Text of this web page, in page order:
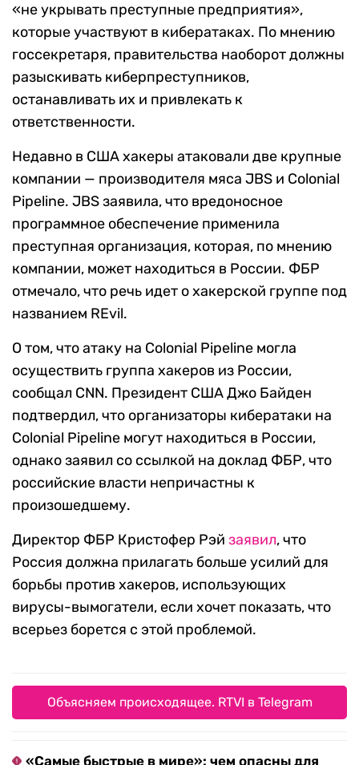
«не укрывать преступные предприятия»,
которые участвуют в кибератаках. По мнению
госсекретаря, правительства наоборот должны
разыскивать киберпреступников,
останавливать их и привлекать к
ответственности.
Недавно в США хакеры атаковали две крупные
компании — производителя мяса JBS и Colonial
Pipeline. JBS заявила, что вредоносное
программное обеспечение применила
преступная организация, которая, по мнению
компании, может находиться в России. ФБР
отмечало, что речь идет о хакерской группе под
названием REvil.
О том, что атаку на Colonial Pipeline могла
осуществить группа хакеров из России,
сообщал CNN. Президент США Джо Байден
подтвердил, что организаторы кибератаки на
Colonial Pipeline могут находиться в России,
однако заявил со ссылкой на доклад ФБР, что
российские власти непричастны к
произошедшему.
Директор ФБР Кристофер Рэй заявил, что
Россия должна прилагать больше усилий для
борьбы против хакеров, использующих
вирусы-вымогатели, если хочет показать, что
всерьез борется с этой проблемой.
Объясняем происходящее. RTVI в Telegram
«Самые быстрые в мире»: чем опасны для